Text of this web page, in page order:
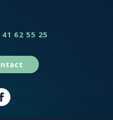
41 62 55 25